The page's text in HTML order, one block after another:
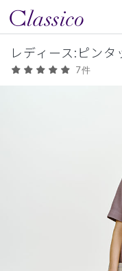
レディース:ピン
7件